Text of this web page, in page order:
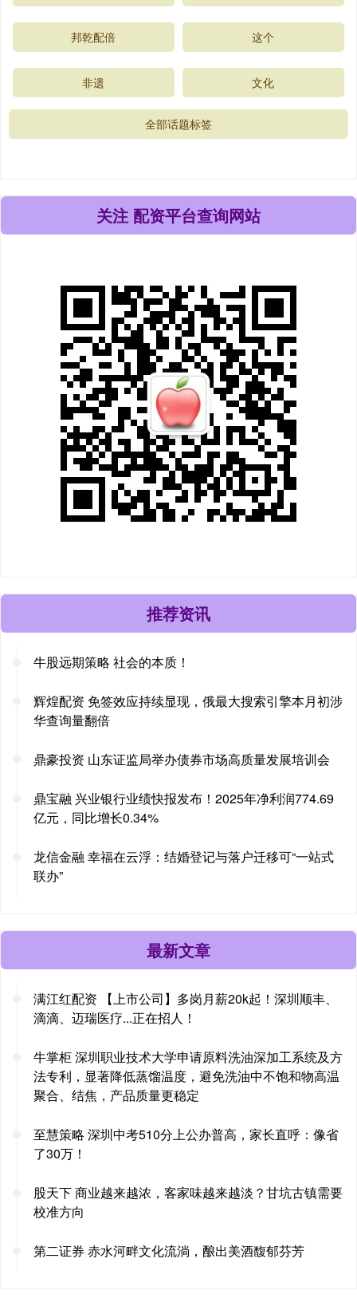
邦乾配倍 这个
非遗 文化
全部话题标签
关注 配资平台查询网站
推荐资讯
牛股远期策略 社会的本质！
辉煌配资 免签效应持续显现，俄最大搜索引擎本月初涉
华查询量翻倍
鼎豪投资 山东证监局举办债券市场高质量发展培训会
鼎宝融 兴业银行业绩快报发布！2025年净利润774.69
亿元，同比增长0.34%
龙信金融 幸福在云浮：结婚登记与落户迁移可“一站式
联办”
最新文章
满江红配资 【上市公司】多岗月薪20k起！深圳顺丰、
滴滴、迈瑞医疗...正在招人！
牛掌柜 深圳职业技术大学申请原料洗油深加工系统及方
法专利，显著降低蒸馏温度，避免洗油中不饱和物高温
聚合、结焦，产品质量更稳定
至慧策略 深圳中考510分上公办普高，家长直呼：像省
了30万！
股天下 商业越来越浓，客家味越来越淡？甘坑古镇需要
校准方向
第二证券 赤水河畔文化流淌，酿出美酒馥郁芬芳